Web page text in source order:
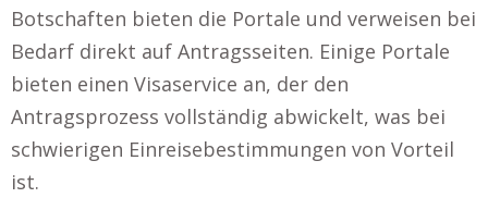
Botschaften bieten die Portale und verweisen bei
Bedarf direkt auf Antragsseiten. Einige Portale
bieten einen Visaservice an, der den
Antragsprozess vollständig abwickelt, was bei
schwierigen Einreisebestimmungen von Vorteil
ist.